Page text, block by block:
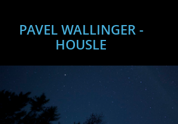
PAVEL WALLINGER -
HOUSLE